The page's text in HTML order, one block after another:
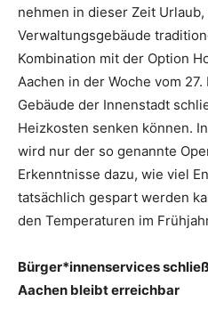
nehmen in dieser Zeit
Verwaltungsgebäude
Kombination mit der Option
Aachen in der Woche vom
Gebäude der Innenstadt
Heizkosten senken können.
wird nur der so genannte
Erkenntnisse dazu, wie viel
tatsächlich gespart werden
den Temperaturen im
Bürger*innenservices
Aachen bleibt erreichbar